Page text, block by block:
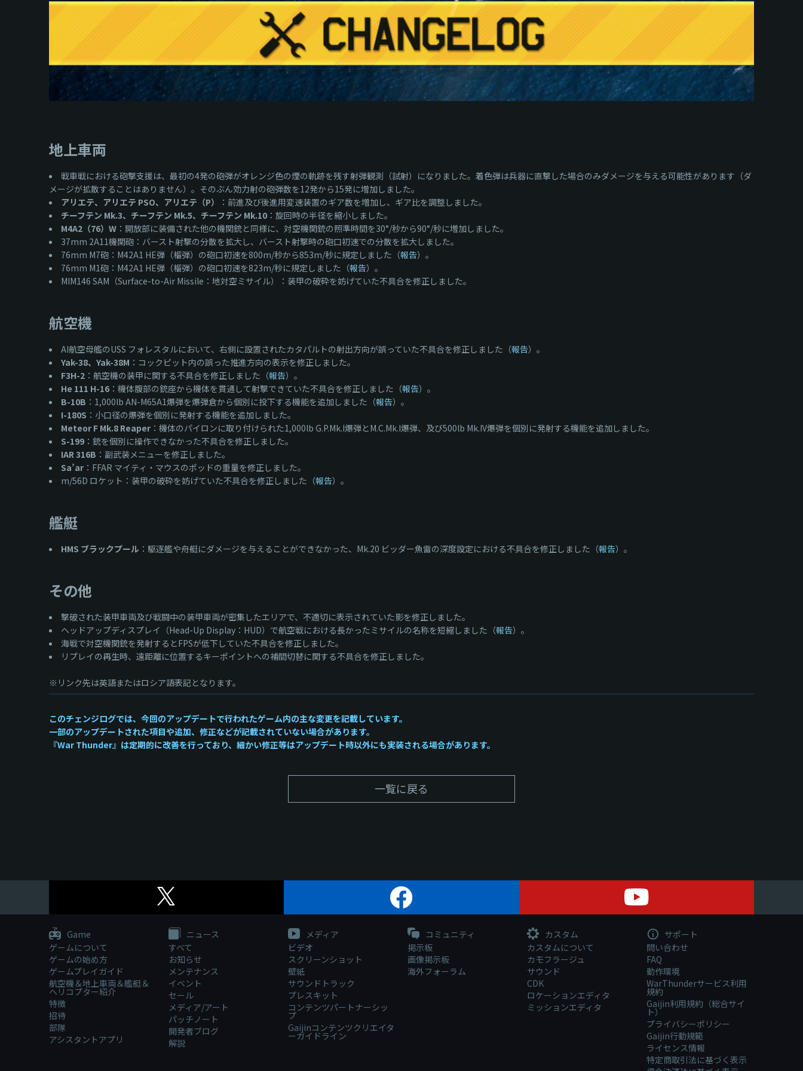
地上車両
戦車戦における砲撃支援は、最初の4発の砲弾がオレンジ色の煙の軌跡を残す射弾観測（試射）になりました。着色弾は兵器に直撃した場合のみダメージを与える可能性があります（ダ
メージが拡散することはありません）。そのぶん効力射の砲弾数を12発から15発に増加しました。
アリエテ、アリエテ PSO、アリエテ（P）
：前進及び後進用変速装置のギア数を増加し、ギア比を調整しました。
チーフテン Mk.3、チーフテン Mk.5、チーフテン Mk.10 ：旋回時の半径を縮小しました。
M4A2（76）W ：開放部に装備された他の機関銃と同様に、対空機関銃の照準時間を30°/秒から90°/秒に増加しました。
37mm 2А11機関砲：バースト射撃の分散を拡大し、バースト射撃時の砲口初速での分散を拡大しました。
76mm M7砲：M42A1 HE弾（榴弾）の砲口初速を800m/秒から853m/秒に規定しました（報告）。
76mm M1砲：M42A1 HE弾（榴弾）の砲口初速を823m/秒に規定しました（報告）。
MIM146 SAM（Surface-to-Air Missile：地対空ミサイル）：装甲の破砕を妨げていた不具合を修正しました。
航空機
AI航空母艦のUSS フォレスタルにおいて、右側に設置されたカタパルトの射出方向が誤っていた不具合を修正しました（報告）。
Yak-38、Yak-38M ：コックピット内の誤った推進方向の表示を修正しました。
F3H-2 ：航空機の装甲に関する不具合を修正しました（報告）。
He 111 H-16 ：機体腹部の銃座から機体を貫通して射撃できていた不具合を修正しました（報告）。
B-10B ：1,000lb AN-M65A1爆弾を爆弾倉から個別に投下する機能を追加しました（報告）。
I-180S ：小口径の爆弾を個別に発射する機能を追加しました。
Meteor F Mk.8 Reaper ：機体のパイロンに取り付けられた1,000lb G.P.Mk.I爆弾とM.C.Mk.I爆弾、及び500lb Mk.IV爆弾を個別に発射する機能を追加しました。
S-199 ：銃を個別に操作できなかった不具合を修正しました。
IAR 316B ：副武装メニューを修正しました。
Sa’ar ：FFAR マイティ・マウスのポッドの重量を修正しました。
m/56D ロケット：装甲の破砕を妨げていた不具合を修正しました（報告）。
艦艇
HMS ブラックプール ：駆逐艦や舟艇にダメージを与えることができなかった、Mk.20 ビッダー魚雷の深度設定における不具合を修正しました（報告）。
その他
撃破された装甲車両及び戦闘中の装甲車両が密集したエリアで、不適切に表示されていた影を修正しました。
ヘッドアップディスプレイ（Head-Up Display：HUD）で航空戦における長かったミサイルの名称を短縮しました（報告）。
海戦で対空機関銃を発射するとFPSが低下していた不具合を修正しました。
リプレイの再生時、遠距離に位置するキーポイントへの補間切替に関する不具合を修正しました。
※リンク先は英語またはロシア語表記となります。
このチェンジログでは、今回のアップデートで行われたゲーム内の主な変更を記載しています。
一部のアップデートされた項目や追加、修正などが記載されていない場合があります。
『War Thunder』は定期的に改善を行っており、細かい修正等はアップデート時以外にも実装される場合があります。
一覧に戻る
Game
ゲームについて
ゲームの始め方
ゲームプレイガイド
航空機＆地上車両＆艦艇＆
ヘリコプター紹介
特徴
招待
部隊
アシスタントアプリ
ニュース
すべて
お知らせ
メンテナンス
イベント
セール
メディア/アート
パッチノート
開発者ブログ
解説
メディア
ビデオ
スクリーンショット
壁紙
サウンドトラック
プレスキット
コンテンツパートナーシッ
プ
Gaijinコンテンツクリエイタ
ーガイドライン
コミュニティ
掲示板
画像掲示板
海外フォーラム
カスタム
カスタムについて
カモフラージュ
サウンド
CDK
ロケーションエディタ
ミッションエディタ
サポート
問い合わせ
FAQ
動作環境
WarThunderサービス利用
規約
Gaijin利用規約（総合サイ
ト）
プライバシーポリシー
Gaijin行動規範
ライセンス情報
特定商取引法に基づく表示